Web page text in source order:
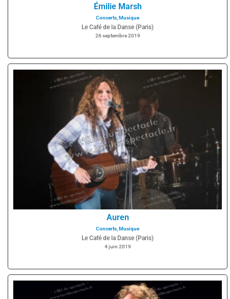
Émilie Marsh
Concerts, Musique
Le Café de la Danse (Paris)
26 septembre 2019
Auren
Concerts, Musique
Le Café de la Danse (Paris)
4 juin 2019